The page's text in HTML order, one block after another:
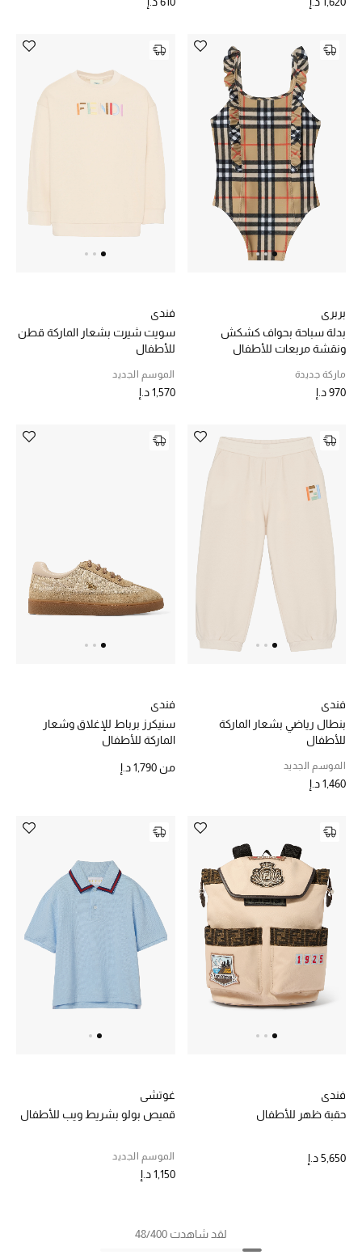
بربري
بدلة سباحة بحواف كشكش
ونقشة مربعات للأطفال
ماركة جديدة
970 د.إ
فندي
سويت شيرت بشعار الماركة قطن
للأطفال
الموسم الجديد
1,570 د.إ
فندي
بنطال رياضي بشعار الماركة
للأطفال
الموسم الجديد
1,460 د.إ
فندي
سنيكرز برباط للإغلاق وشعار
الماركة للأطفال
من 1,790 د.إ
فندي
حقبة ظهر للأطفال
5,650 د.إ
غوتشي
قميص بولو بشريط ويب للأطفال
الموسم الجديد
1,150 د.إ
لقد شاهدت 48/400